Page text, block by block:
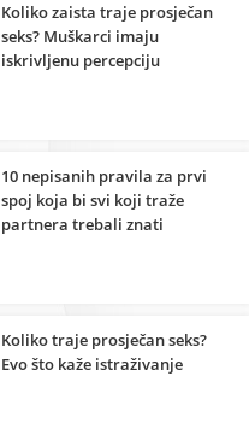
Koliko zaista traje prosječan
seks? Muškarci imaju
iskrivljenu percepciju
10 nepisanih pravila za prvi
spoj koja bi svi koji traže
partnera trebali znati
Koliko traje prosječan seks?
Evo što kaže istraživanje